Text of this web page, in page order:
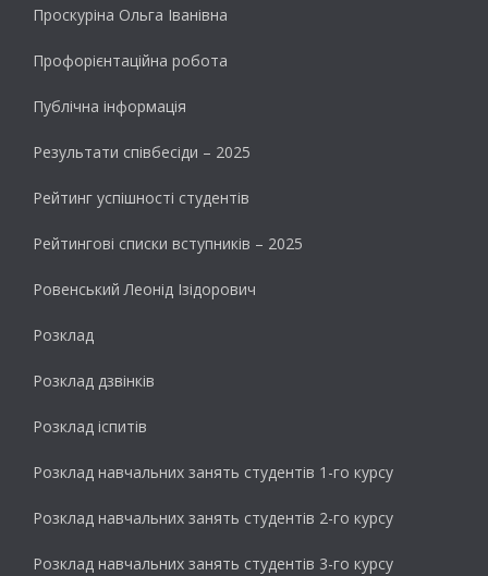
Проскуріна Ольга Іванівна
Профорієнтаційна робота
Публічна інформація
Результати cпівбесіди – 2025
Рейтинг успішності студентів
Рейтингові списки вступників – 2025
Ровенський Леонід Ізідорович
Розклад
Розклад дзвінків
Розклад іспитів
Розклад навчальних занять студентів 1-го курсу
Розклад навчальних занять студентів 2-го курсу
Розклад навчальних занять студентів 3-го курсу